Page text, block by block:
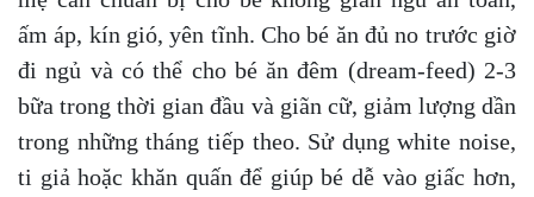
ấm áp, kín gió, yên tĩnh. Cho bé ăn đủ no trước giờ
đi ngủ và có thể cho bé ăn đêm (dream-feed) 2-3
bữa trong thời gian đầu và giãn cữ, giảm lượng dần
trong những tháng tiếp theo. Sử dụng white noise,
ti giả hoặc khăn quấn để giúp bé dễ vào giấc hơn,